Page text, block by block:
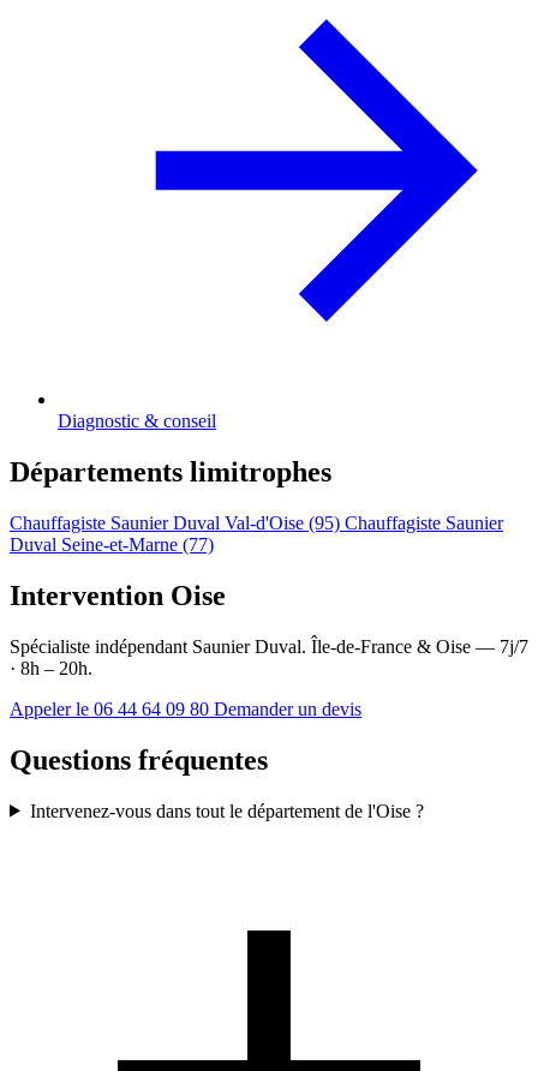
Diagnostic & conseil
Départements limitrophes
Chauffagiste Saunier Duval Val-d'Oise (95) Chauffagiste Saunier
Duval Seine-et-Marne (77)
Intervention Oise
Spécialiste indépendant Saunier Duval. Île-de-France & Oise — 7j/7
· 8h – 20h.
Appeler le 06 44 64 09 80 Demander un devis
Questions fréquentes
Intervenez-vous dans tout le département de l'Oise ?